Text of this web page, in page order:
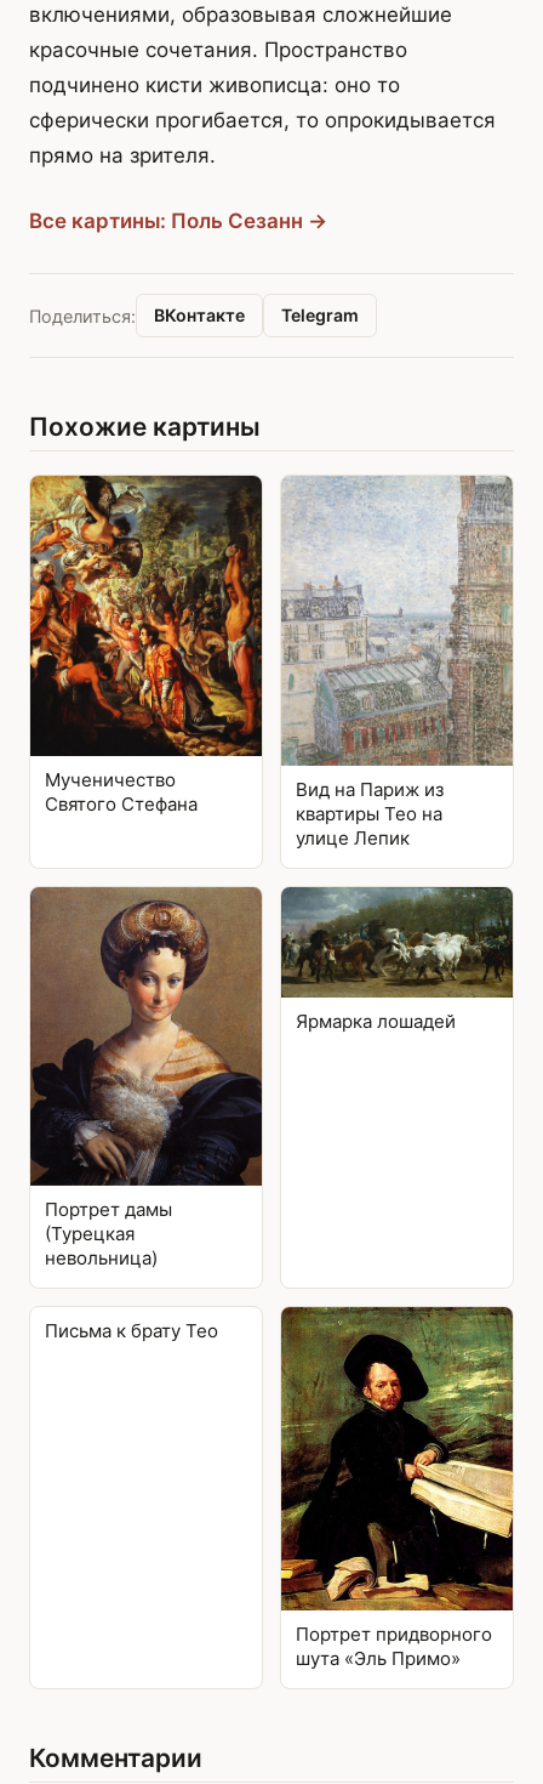
включениями, образовывая сложнейшие
красочные сочетания. Пространство
подчинено кисти живописца: оно то
сферически прогибается, то опрокидывается
прямо на зрителя.
Все картины: Поль Сезанн →
Поделиться: ВКонтакте Telegram
Похожие картины
Мученичество
Святого Стефана
Вид на Париж из
квартиры Тео на
улице Лепик
Портрет дамы
(Турецкая
невольница)
Ярмарка лошадей
Письма к брату Тео
Портрет придворного
шута «Эль Примо»
Комментарии